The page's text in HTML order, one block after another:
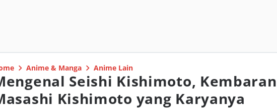
Anime & Manga Anime Lain
Seishi Kishimoto, Kembaran
Kishimoto yang Karyanya